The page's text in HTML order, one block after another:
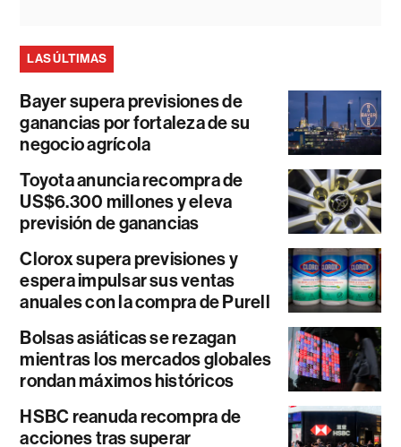
LAS ÚLTIMAS
Bayer supera previsiones de
ganancias por fortaleza de su
negocio agrícola
Toyota anuncia recompra de
US$6.300 millones y eleva
previsión de ganancias
Clorox supera previsiones y
espera impulsar sus ventas
anuales con la compra de Purell
Bolsas asiáticas se rezagan
mientras los mercados globales
rondan máximos históricos
HSBC reanuda recompra de
acciones tras superar